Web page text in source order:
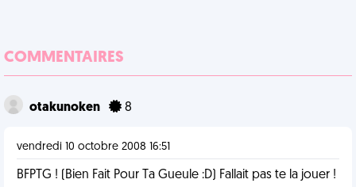
COMMENTAIRES
otakunoken 8
vendredi 10 octobre 2008 16:51
BFPTG ! (Bien Fait Pour Ta Gueule :D) Fallait pas te la jouer !